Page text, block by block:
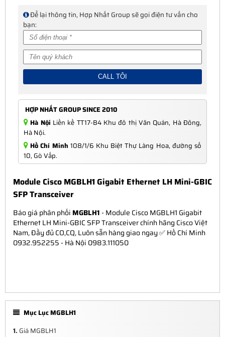
Để lại thông tin, Hợp Nhất Group sẽ gọi điện tư vấn cho
bạn:
HỢP NHẤT GROUP SINCE 2010
Hà Nội Liền kề TT17-B4 Khu đô thị Văn Quán, Hà Đông,
Hà Nội.
Hồ Chí Minh 108/1/6 Khu Biệt Thự Làng Hoa, đường số
10, Gò Vấp.
Module Cisco MGBLH1 Gigabit Ethernet LH Mini-GBIC
SFP Transceiver
Báo giá phân phối MGBLH1 - Module Cisco MGBLH1 Gigabit
Ethernet LH Mini-GBIC SFP Transceiver chính hãng Cisco Việt
Nam, Đầy đủ CO,CQ, Luôn sẵn hàng giao ngay ✅ Hồ Chí Minh
0932.952255 - Hà Nội 0983.111050
Mục Lục MGBLH1
1. Giá MGBLH1